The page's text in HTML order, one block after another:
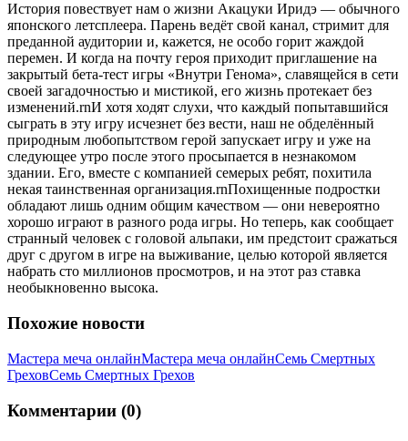
История повествует нам о жизни Акацуки Иридэ — обычного
японского летсплеера. Парень ведёт свой канал, стримит для
преданной аудитории и, кажется, не особо горит жаждой
перемен. И когда на почту героя приходит приглашение на
закрытый бета-тест игры «Внутри Генома», славящейся в сети
своей загадочностью и мистикой, его жизнь протекает без
изменений.rnИ хотя ходят слухи, что каждый попытавшийся
сыграть в эту игру исчезнет без вести, наш не обделённый
природным любопытством герой запускает игру и уже на
следующее утро после этого просыпается в незнакомом
здании. Его, вместе с компанией семерых ребят, похитила
некая таинственная организация.rnПохищенные подростки
обладают лишь одним общим качеством — они невероятно
хорошо играют в разного рода игры. Но теперь, как сообщает
странный человек с головой альпаки, им предстоит сражаться
друг с другом в игре на выживание, целью которой является
набрать сто миллионов просмотров, и на этот раз ставка
необыкновенно высока.
Похожие новости
Мастера меча онлайнМастера меча онлайнСемь Смертных
ГреховСемь Смертных Грехов
Комментарии (0)